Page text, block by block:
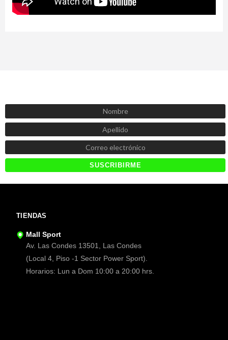
TIENDAS
Mall Sport
Av. Las Condes 13501, Las Condes
(Local 4, Piso -1 Sector Power Sport).
Horarios: Lun a Dom 10:00 a 20:00 hrs.